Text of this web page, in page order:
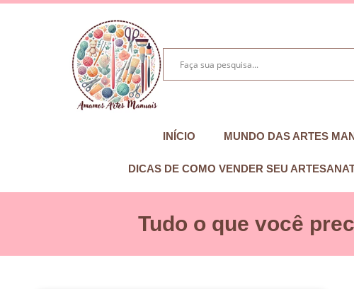
INÍCIO MUNDO DAS ARTES
DICAS DE COMO VENDER SEU
Tudo o que você